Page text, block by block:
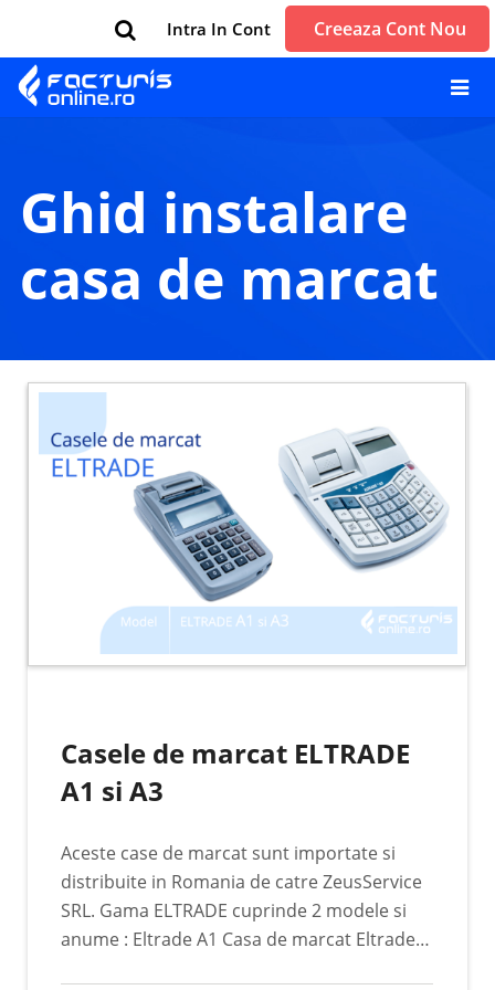
Intra In Cont Creeaza Cont Nou
ghid instalare
casa de marcat
Casele de marcat ELTRADE
A1 si A3
Aceste case de marcat sunt importate si
distribuite in Romania de catre ZeusService
SRL. Gama ELTRADE cuprinde 2 modele si
anume : Eltrade A1 Casa de marcat Eltrade